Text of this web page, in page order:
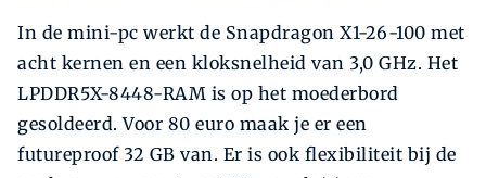
In de mini-pc werkt de Snapdragon X1-26-100 met
acht kernen en een kloksnelheid van 3,0 GHz. Het
LPDDR5X-8448-RAM is op het moederbord
gesoldeerd. Voor 80 euro maak je er een
futureproof 32 GB van. Er is ook flexibiliteit bij de